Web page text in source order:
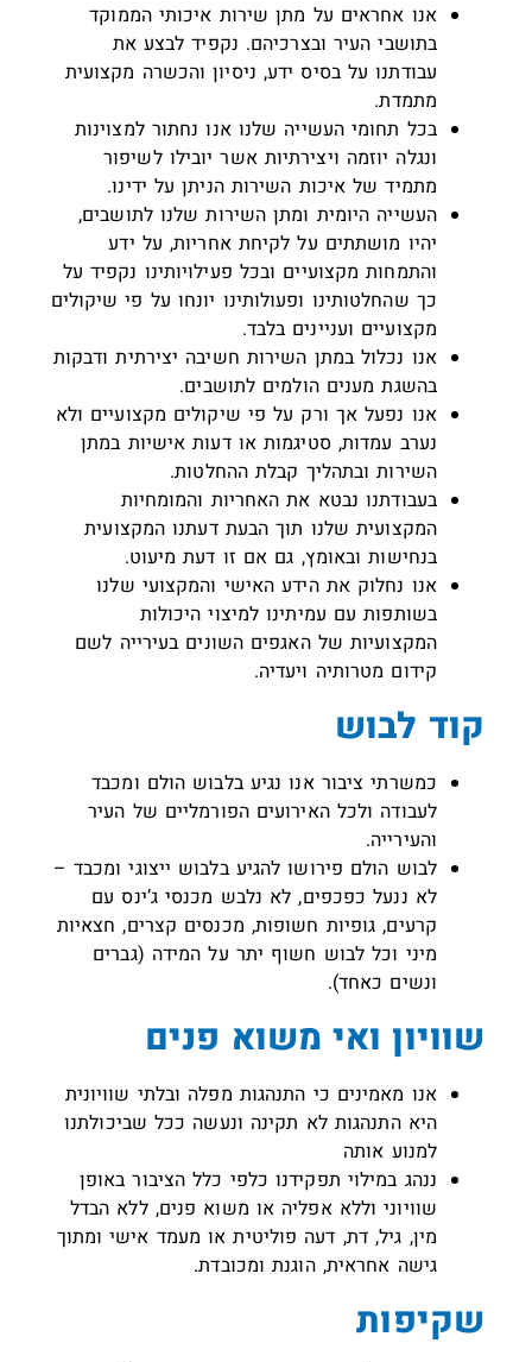
אנו אחראים על מתן שירות איכותי הממוקד
בתושבי העיר ובצרכיהם. נקפיד לבצע את
עבודתנו על בסיס ידע, ניסיון והכשרה מקצועית
מתמדת.
בכל תחומי העשייה שלנו אנו נחתור למצוינות
ונגלה יוזמה ויצירתיות אשר יובילו לשיפור
מתמיד של איכות השירות הניתן על ידינו.
העשייה היומית ומתן השירות שלנו לתושבים,
יהיו מושתתים על לקיחת אחריות, על ידע
והתמחות מקצועיים ובכל פעילויותינו נקפיד על
כך שהחלטותינו ופעולותינו יונחו על פי שיקולים
מקצועיים ועניינים בלבד.
אנו נכלול במתן השירות חשיבה יצירתית ודבקות
בהשגת מענים הולמים לתושבים.
אנו נפעל אך ורק על פי שיקולים מקצועיים ולא
נערב עמדות, סטיגמות או דעות אישיות במתן
השירות ובתהליך קבלת ההחלטות.
בעבודתנו נבטא את האחריות והמומחיות
המקצועית שלנו תוך הבעת דעתנו המקצועית
בנחישות ובאומץ, גם אם זו דעת מיעוט.
אנו נחלוק את הידע האישי והמקצועי שלנו
בשותפות עם עמיתינו למיצוי היכולות
המקצועיות של האגפים השונים בעירייה לשם
קידום מטרותיה ויעדיה.
קוד לבוש
כמשרתי ציבור אנו נגיע בלבוש הולם ומכבד
לעבודה ולכל האירועים הפורמליים של העיר
והעירייה.
לבוש הולם פירושו להגיע בלבוש ייצוגי ומכבד –
לא ננעל כפכפים, לא נלבש מכנסי ג’ינס עם
קרעים, גופיות חשופות, מכנסים קצרים, חצאיות
מיני וכל לבוש חשוף יתר על המידה (גברים
ונשים כאחד).
שוויון ואי משוא פנים
אנו מאמינים כי התנהגות מפלה ובלתי שוויונית
היא התנהגות לא תקינה ונעשה ככל שביכולתנו
למנוע אותה
ננהג במילוי תפקידנו כלפי כלל הציבור באופן
שוויוני וללא אפליה או משוא פנים, ללא הבדל
מין, גיל, דת, דעה פוליטית או מעמד אישי ומתוך
גישה אחראית, הוגנת ומכובדת.
שקיפות